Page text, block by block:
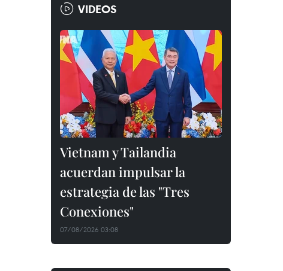
VIDEOS
Vietnam y Tailandia
acuerdan impulsar la
estrategia de las "Tres
Conexiones"
07/08/2026 03:08